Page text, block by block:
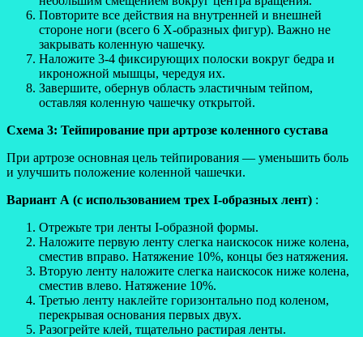
Повторите все действия на внутренней и внешней
стороне ноги (всего 6 Х-образных фигур). Важно не
закрывать коленную чашечку.
Наложите 3-4 фиксирующих полоски вокруг бедра и
икроножной мышцы, чередуя их.
Завершите, обернув область эластичным тейпом,
оставляя коленную чашечку открытой.
Схема 3: Тейпирование при артрозе коленного сустава
При артрозе основная цель тейпирования — уменьшить боль
и улучшить положение коленной чашечки.
Вариант А (с использованием трех I-образных лент) :
Отрежьте три ленты I-образной формы.
Наложите первую ленту слегка наискосок ниже колена,
сместив вправо. Натяжение 10%, концы без натяжения.
Вторую ленту наложите слегка наискосок ниже колена,
сместив влево. Натяжение 10%.
Третью ленту наклейте горизонтально под коленом,
перекрывая основания первых двух.
Разогрейте клей, тщательно растирая ленты.